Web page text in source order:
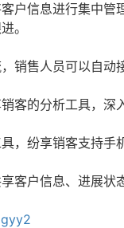
户信息进行集中
。
销售人员可以自动
客的分析工具，深
，纷享销客支持手
客户信息、进展状